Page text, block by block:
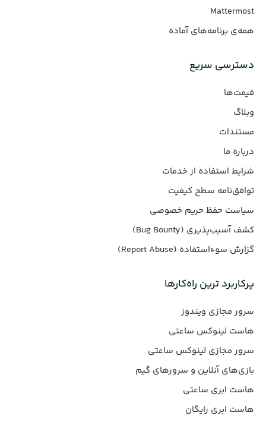
Mattermost
همه‌ی برنامه‌های آماده
دسترسی سریع
قیمت‌ها
وبلاگ
مستندات
درباره ما
شرایط استفاده از خدمات
توافق‌نامه سطح کیفیت
سیاست حفظ حریم خصوصی
کشف آسیب‌پذیری (Bug Bounty)
گزارش سوءاستفاده (Report Abuse)
پرکاربرد ترین راه‌کارها
سرور مجازی ویندوز
هاست لینوکس ساعتی
سرور مجازی لینوکس ساعتی
بازی‌های آنلاین و سرورهای گیم
هاست ابری ساعتی
هاست ابری رایگان